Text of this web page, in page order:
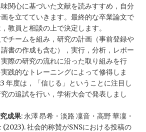
関心に基づいた文献を読みすすめ，自分
を立てていきます。最終的な卒業論文で
教員と相談の上で決定します。
チームを組み，研究の計画（事前登録や
書の作成も含む），実行，分析，レポー
実際の研究の流れに沿った取り組みを行
践的なトレーニングによって修得しま
年度は，「信じる」ということに注目し
の追試を行い，学術大会で発表しまし
成果: 永澤 昂希・淡路 凜音・高野 華凜・
(2023). 社会的称賛がSNSにおける投稿の